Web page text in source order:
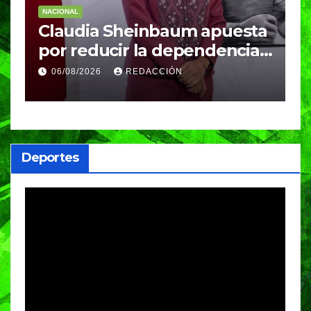
NACIONAL
Claudia Sheinbaum apuesta
por reducir la dependencia
del gas importado; fracking
sigue bajo evaluación
06/08/2026 REDACCIÓN
Deportes